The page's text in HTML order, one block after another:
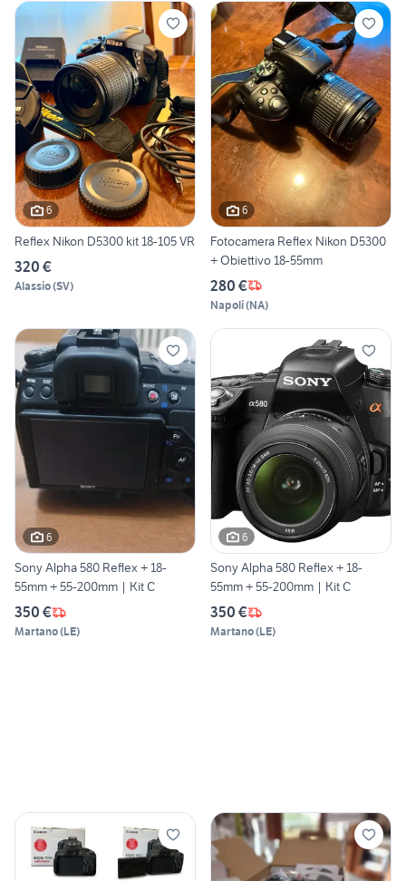
6
Reflex Nikon D5300 kit 18-105 VR
320 €
Alassio(SV)
6
Fotocamera Reflex Nikon D5300
+ Obiettivo 18-55mm
280 €
Napoli(NA)
6
Sony Alpha 580 Reflex + 18-
55mm + 55-200mm | Kit C
350 €
Martano(LE)
6
Sony Alpha 580 Reflex + 18-
55mm + 55-200mm | Kit C
350 €
Martano(LE)